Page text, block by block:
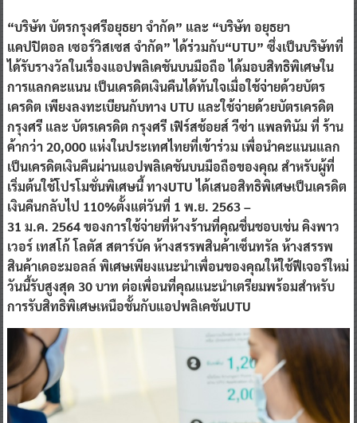
“บริษัท บัตรกรุงศรีอยุธยา จำกัด” และ “บริษัท อยุธยา
แคปปิตอล เซอร์วิสเซส จำกัด” ได้ร่วมกับ“UTU” ซึ่งเป็นบริษัทที่
ได้รับรางวัลในเรื่องแอปพลิเคชันบนมือถือ ได้มอบสิทธิพิเศษใน
การแลกคะแนน เป็นเครดิตเงินคืนได้ทันใจเมื่อใช้จ่ายด้วยบัตร
เครดิต เพียงลงทะเบียนกับทาง UTU และใช้จ่ายด้วยบัตรเครดิต
กรุงศรี และ บัตรเครดิต กรุงศรี เฟิร์สช้อยส์ วีซ่า แพลทินัม ที่ ร้าน
ค้ากว่า 20,000 แห่งในประเทศไทยที่เข้าร่วม เพื่อนำคะแนนแลก
เป็นเครดิตเงินคืนผ่านแอปพลิเคชันบนมือถือของคุณ สำหรับผู้ที่
เริ่มต้นใช้โปรโมชั่นพิเศษนี้ ทางUTU ได้เสนอสิทธิพิเศษเป็นเครดิต
เงินคืนกลับไป 110%ตั้งแต่วันที่ 1 พ.ย. 2563 –
31 ม.ค. 2564 ของการใช้จ่ายที่ห้างร้านที่คุณชื่นชอบเช่น คิงพาว
เวอร์ เทสโก้ โลตัส สตาร์บัค ห้างสรรพสินค้าเซ็นทรัล ห้างสรรพ
สินค้าเดอะมอลล์ พิเศษเพียงแนะนำเพื่อนของคุณให้ใช้ฟีเจอร์ใหม่
วันนี้รับสูงสุด 30 บาท ต่อเพื่อนที่คุณแนะนำเตรียมพร้อมสำหรับ
การรับสิทธิพิเศษเหนือชั้นกับแอปพลิเคชันUTU